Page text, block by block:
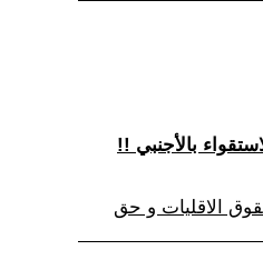
الاقليات و حق